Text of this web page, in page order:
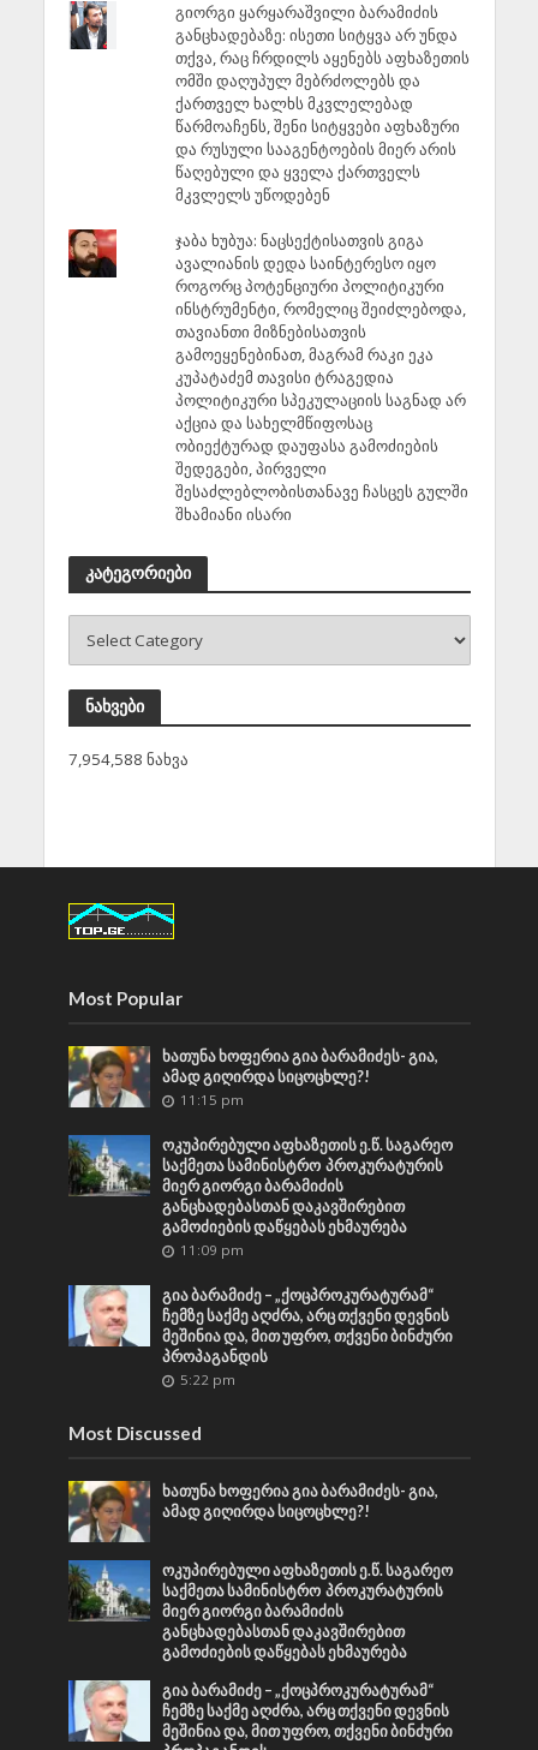
გიორგი ყარყარაშვილი ბარამიძის
განცხადებაზე: ისეთი სიტყვა არ უნდა
თქვა, რაც ჩრდილს აყენებს აფხაზეთის
ომში დაღუპულ მებრძოლებს და
ქართველ ხალხს მკვლელებად
წარმოაჩენს, შენი სიტყვები აფხაზური
და რუსული სააგენტოების მიერ არის
წაღებული და ყველა ქართველს
მკვლელს უწოდებენ
ჯაბა ხუბუა: ნაცსექტისათვის გიგა
ავალიანის დედა საინტერესო იყო
როგორც პოტენციური პოლიტიკური
ინსტრუმენტი, რომელიც შეიძლებოდა,
თავიანთი მიზნებისათვის
გამოეყენებინათ, მაგრამ რაკი ეკა
კუპატაძემ თავისი ტრაგედია
პოლიტიკური სპეკულაციის საგნად არ
აქცია და სახელმწიფოსაც
ობიექტურად დაუფასა გამოძიების
შედეგები, პირველი
შესაძლებლობისთანავე ჩასცეს გულში
შხამიანი ისარი
კატეგორიები
ნახვები
7,954,588 ნახვა
Most Popular
ხათუნა ხოფერია გია ბარამიძეს- გია,
ამად გიღირდა სიცოცხლე?!
11:15 pm
ოკუპირებული აფხაზეთის ე.წ. საგარეო
საქმეთა სამინისტრო პროკურატურის
მიერ გიორგი ბარამიძის
განცხადებასთან დაკავშირებით
გამოძიების დაწყებას ეხმაურება
11:09 pm
გია ბარამიძე – „ქოცპროკურატურამ“
ჩემზე საქმე აღძრა, არც თქვენი დევნის
მეშინია და, მით უფრო, თქვენი ბინძური
პროპაგანდის
5:22 pm
Most Discussed
ხათუნა ხოფერია გია ბარამიძეს- გია,
ამად გიღირდა სიცოცხლე?!
ოკუპირებული აფხაზეთის ე.წ. საგარეო
საქმეთა სამინისტრო პროკურატურის
მიერ გიორგი ბარამიძის
განცხადებასთან დაკავშირებით
გამოძიების დაწყებას ეხმაურება
გია ბარამიძე – „ქოცპროკურატურამ“
ჩემზე საქმე აღძრა, არც თქვენი დევნის
მეშინია და, მით უფრო, თქვენი ბინძური